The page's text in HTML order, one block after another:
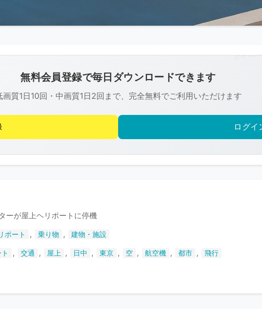
像
R-
FREE
著
作
権
無料会員登録で毎日ダウンロードできます
画質1日10回・中画質1日2回まで、完全無料でご利用いただけます
ログイ
ーが屋上ヘリポートに停機
ポート , 乗り物 , 建物・施設
, 交通 , 屋上 , 日中 , 東京 , 空 , 航空機 , 都市 , 飛行